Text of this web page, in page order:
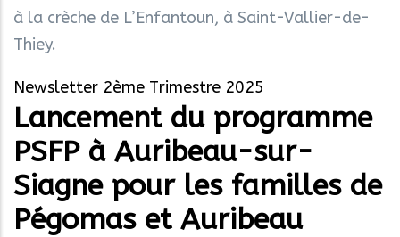
à la crèche de L’Enfantoun, à Saint-Vallier-de-
Thiey.
Newsletter 2ème Trimestre 2025
Lancement du programme
PSFP à Auribeau-sur-
Siagne pour les familles de
Pégomas et Auribeau